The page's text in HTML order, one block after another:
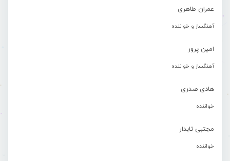
عمران طاهری
آهنگساز و خواننده
امین پرور
آهنگساز و خواننده
هادی صدری
خواننده
مجتبی تابدار
خواننده